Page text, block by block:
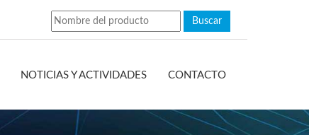
NOTICIAS Y ACTIVIDADES CONTACTO